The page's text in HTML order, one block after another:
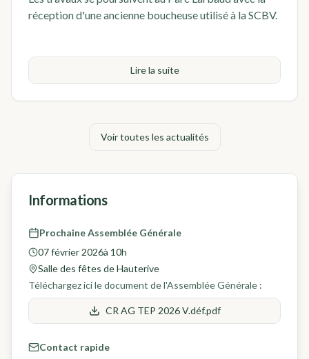
réception d'une ancienne boucheuse utilisé à la SCBV.
Lire la suite
Voir toutes les actualités
Informations
Prochaine Assemblée Générale
07 février 2026à 10h
Salle des fêtes de Hauterive
Téléchargez ici le document de l'Assemblée Générale :
CR AG TEP 2026 V.déf.pdf
Contact rapide